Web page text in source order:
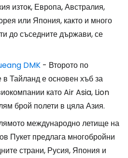
изток, Европа, Австралия,
или Япония, както и много
до съседните държави, се
DMK - Второто по
Тайланд е основен хъб за
като Air Asia, Lion
брой полети в цяла Азия.
международно летище на
Пукет предлага многобройни
страни, Русия, Япония и